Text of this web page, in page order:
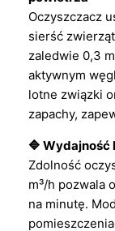
Oczyszczacz
sierść
zaledwie 0,3
aktywnym
lotne związki
zapachy,
🔷 Wydajność
Zdolność
m³/h pozwala
na minutę.